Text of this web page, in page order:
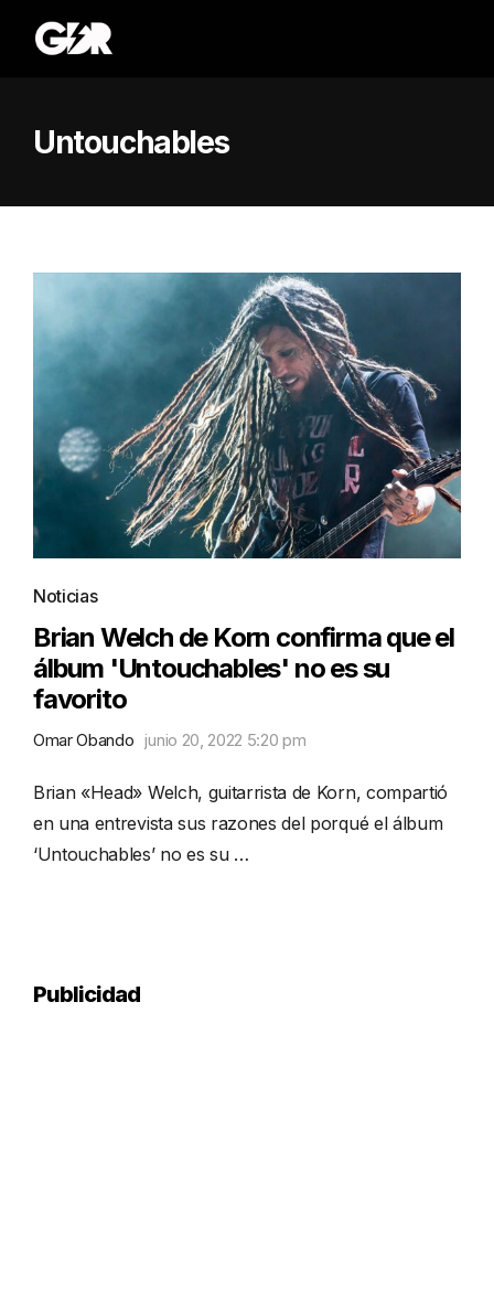
Untouchables
Noticias
Brian Welch de Korn confirma que el
álbum 'Untouchables' no es su
favorito
Omar Obando junio 20, 2022 5:20 pm
Brian «Head» Welch, guitarrista de Korn, compartió
en una entrevista sus razones del porqué el álbum
‘Untouchables’ no es su …
Publicidad